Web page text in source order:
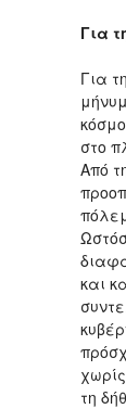
Για
Για
στο
Από
και
τη